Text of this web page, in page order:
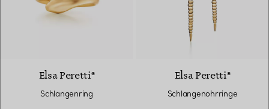
Elsa Peretti®
Schlangenring
Elsa Peretti®
Schlangenohrringe